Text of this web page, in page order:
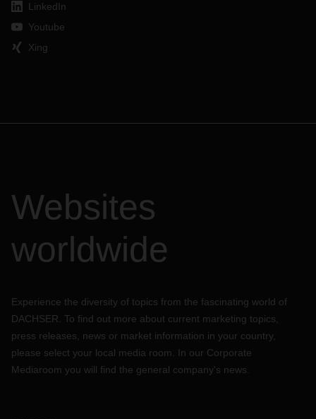
LinkedIn
Youtube
Xing
Websites
worldwide
Experience the diversity of topics from the fascinating world of
DACHSER. To find out more about current marketing topics,
press releases, news or market information in your country,
please select your local media room. In our Corporate
Mediaroom you will find the general company's news.